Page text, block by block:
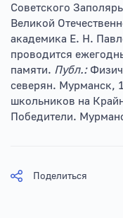
Советского
Великой
академика Е. Н.
проводится
памяти. Публ.:
северян. Мурманск,
школьников на
Победители.
Поделиться